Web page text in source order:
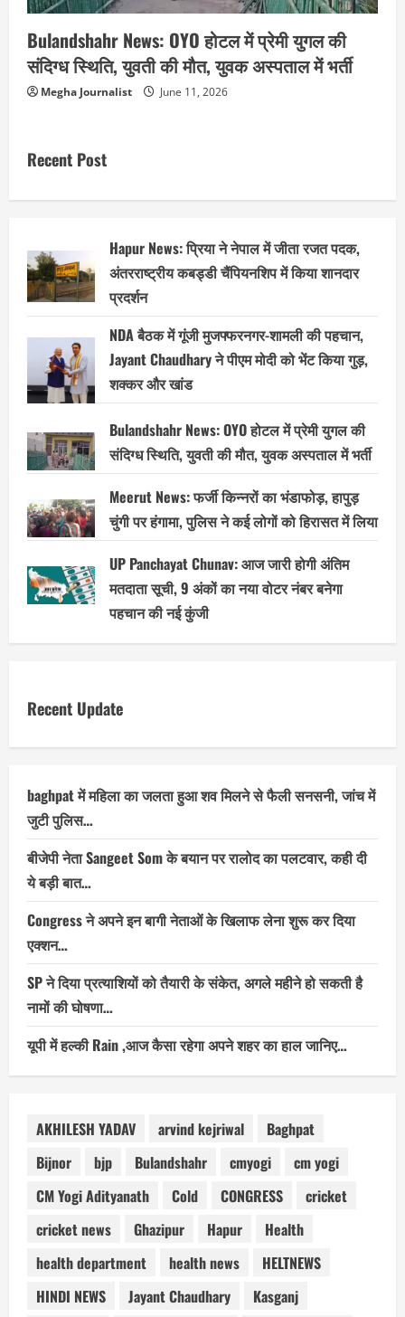
Bulandshahr News: OYO होटल में प्रेमी युगल की
संदिग्ध स्थिति, युवती की मौत, युवक अस्पताल में भर्ती
Megha Journalist June 11, 2026
Recent Post
Hapur News: प्रिया ने नेपाल में जीता रजत पदक,
अंतरराष्ट्रीय कबड्डी चैंपियनशिप में किया शानदार
प्रदर्शन
NDA बैठक में गूंजी मुजफ्फरनगर-शामली की पहचान,
Jayant Chaudhary ने पीएम मोदी को भेंट किया गुड़,
शक्कर और खांड
Bulandshahr News: OYO होटल में प्रेमी युगल की
संदिग्ध स्थिति, युवती की मौत, युवक अस्पताल में भर्ती
Meerut News: फर्जी किन्नरों का भंडाफोड़, हापुड़
चुंगी पर हंगामा, पुलिस ने कई लोगों को हिरासत में लिया
UP Panchayat Chunav: आज जारी होगी अंतिम
मतदाता सूची, 9 अंकों का नया वोटर नंबर बनेगा
पहचान की नई कुंजी
Recent Update
baghpat में महिला का जलता हुआ शव मिलने से फैली सनसनी, जांच में
जुटी पुलिस…
बीजेपी नेता Sangeet Som के बयान पर रालोद का पलटवार, कही दी
ये बड़ी बात…
Congress ने अपने इन बागी नेताओं के खिलाफ लेना शुरू कर दिया
एक्शन…
SP ने दिया प्रत्याशियों को तैयारी के संकेत, अगले महीने हो सकती है
नामों की घोषणा…
यूपी में हल्की Rain ,आज कैसा रहेगा अपने शहर का हाल जानिए…
AKHILESH YADAV arvind kejriwal
Baghpat
Bijnor
bjp Bulandshahr cmyogi
cm yogi
CM Yogi Adityanath
Cold CONGRESS
cricket
cricket news
Ghazipur Hapur
Health
health department
health news
HELTNEWS
HINDI NEWS
Jayant Chaudhary
Kasganj